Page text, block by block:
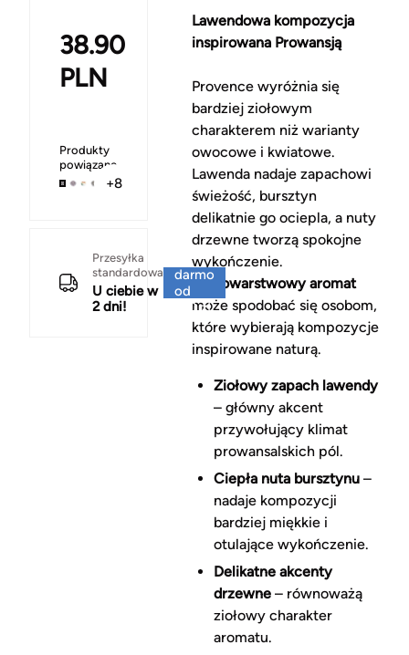
38.90
PLN
Produkty
powiązane
+8
Przesyłka
standardowa
U ciebie w
2 dni!
darmo
od
150 zł
Lawendowa kompozycja
inspirowana Prowansją
Provence wyróżnia się
bardziej ziołowym
charakterem niż warianty
owocowe i kwiatowe.
Lawenda nadaje zapachowi
świeżość, bursztyn
delikatnie go ociepla, a nuty
drzewne tworzą spokojne
wykończenie.
Wielowarstwowy aromat
może spodobać się osobom,
które wybierają kompozycje
inspirowane naturą.
Ziołowy zapach lawendy
– główny akcent
przywołujący klimat
prowansalskich pól.
Ciepła nuta bursztynu–
nadaje kompozycji
bardziej miękkie i
otulające wykończenie.
Delikatne akcenty
drzewne– równoważą
ziołowy charakter
aromatu.